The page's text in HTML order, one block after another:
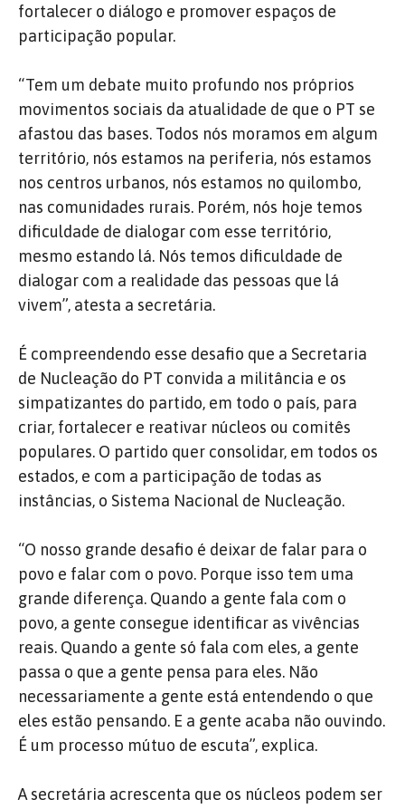
fortalecer o diálogo e promover espaços de
participação popular.
“Tem um debate muito profundo nos próprios
movimentos sociais da atualidade de que o PT se
afastou das bases. Todos nós moramos em algum
território, nós estamos na periferia, nós estamos
nos centros urbanos, nós estamos no quilombo,
nas comunidades rurais. Porém, nós hoje temos
dificuldade de dialogar com esse território,
mesmo estando lá. Nós temos dificuldade de
dialogar com a realidade das pessoas que lá
vivem”, atesta a secretária.
É compreendendo esse desafio que a Secretaria
de Nucleação do PT convida a militância e os
simpatizantes do partido, em todo o país, para
criar, fortalecer e reativar núcleos ou comitês
populares. O partido quer consolidar, em todos os
estados, e com a participação de todas as
instâncias, o Sistema Nacional de Nucleação.
“O nosso grande desafio é deixar de falar para o
povo e falar com o povo. Porque isso tem uma
grande diferença. Quando a gente fala com o
povo, a gente consegue identificar as vivências
reais. Quando a gente só fala com eles, a gente
passa o que a gente pensa para eles. Não
necessariamente a gente está entendendo o que
eles estão pensando. E a gente acaba não ouvindo.
É um processo mútuo de escuta”, explica.
A secretária acrescenta que os núcleos podem ser